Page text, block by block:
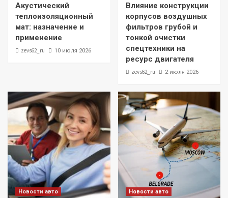
Акустический
теплоизоляционный
мат: назначение и
применение
zevs62_ru 10 июля 2026
Влияние конструкции
корпусов воздушных
фильтров грубой и
тонкой очистки
спецтехники на
ресурс двигателя
zevs62_ru 2 июля 2026
Новости авто Новости авто